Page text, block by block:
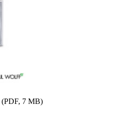
(PDF, 7 MB)